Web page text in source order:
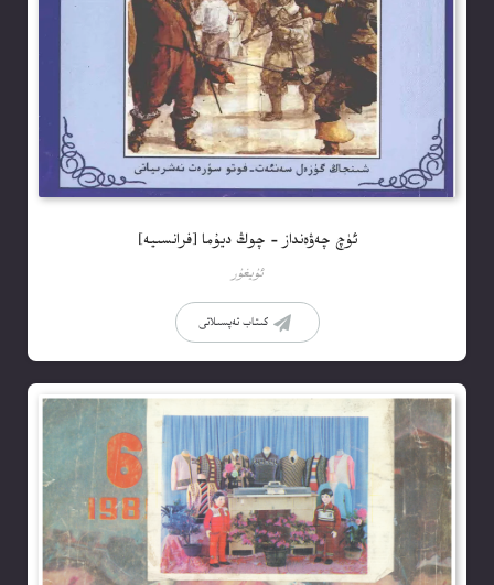
ئۈچ چەۋەنداز – چوڭ ديۇما [فرانسىيە]
ئۇيغۇر
كىتاب تەپسىلاتى